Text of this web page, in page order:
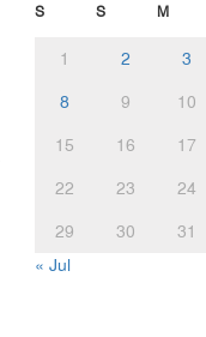
S S M
1 2 3
8
9 10
15
16 17
22
23 24
29
30
31
« Jul